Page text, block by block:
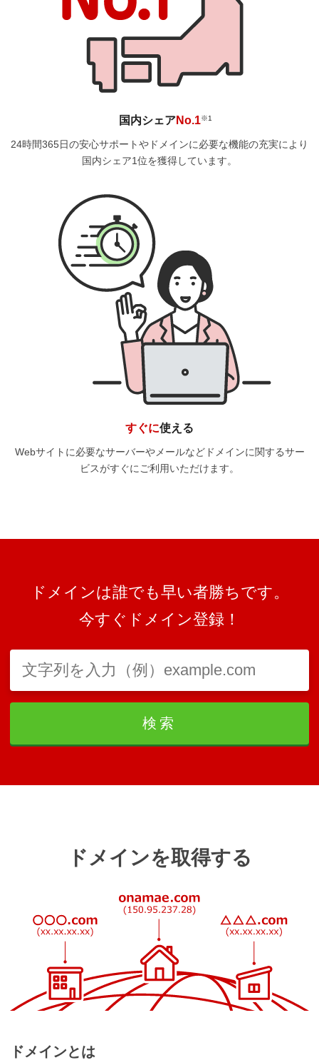
国内シェアNo.1※1
24時間365日の安心サポートやドメインに必要な機能の充実により
国内シェア1位を獲得しています。
すぐに使える
Webサイトに必要なサーバーやメールなどドメインに関するサー
ビスがすぐにご利用いただけます。
ドメインは誰でも早い者勝ちです。
今すぐドメイン登録！
検索
ドメインを取得する
ドメインとは